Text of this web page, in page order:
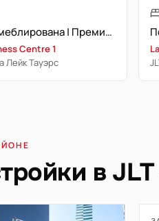
Полностью меблирована | Премиум отделка | Метро
Centre 1
Лейк Тауэрс
в